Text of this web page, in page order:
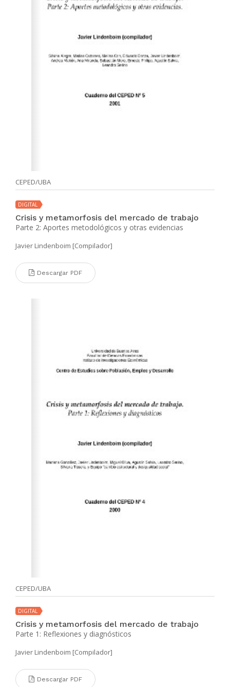
CEPED/UBA
DIGITAL
Crisis y metamorfosis del mercado de trabajo
Parte 2: Aportes metodológicos y otras evidencias
Javier Lindenboim [Compilador]
Descargar PDF
CEPED/UBA
DIGITAL
Crisis y metamorfosis del mercado de trabajo
Parte 1: Reflexiones y diagnósticos
Javier Lindenboim [Compilador]
Descargar PDF